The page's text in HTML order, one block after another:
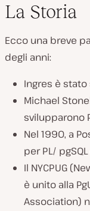
La Storia
Ecco una breve
degli anni:
Ingres è stato
Michael
svilupparono
Nel 1990, a
per PL/
Il NYCPUG
è unito alla
Association)